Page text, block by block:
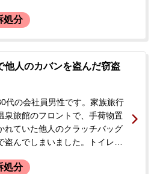
。警察の取り調べでは、何を盗
は一貫して「何も盗んでいな
を続けました。その日は帰宅を
た。当日は酒を3合飲んでおり記
なかったこともあり、今後の対
感じて当事務所へ相談、即日依
した。
処分
他人のカバンを盗んだ窃盗
代の会社員男性です。家族旅行
泉旅館のフロントで、手荷物置
れていた他人のクラッチバッグ
盗んでしまいました。トイレに
った後、バッグはトイレに放置
処分